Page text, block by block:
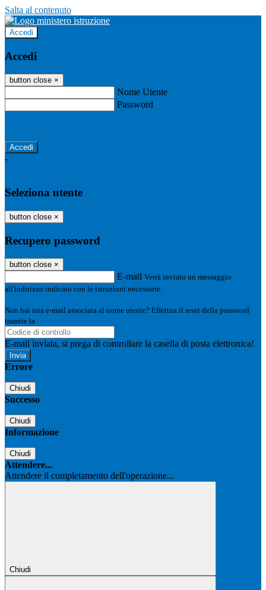
Salta al contenuto
Accedi
Accedi
button close ×
Nome Utente
Password
-
Seleziona utente
button close ×
Recupero password
button close ×
E-mail Verrà inviato un messaggio
all'indirizzo indicato con le istruzioni necessarie.
Non hai una e-mail associata al nome utente? Effettua il reset della password
tramite la
E-mail inviata, si prega di controllare la casella di posta elettronica!
Errore
Chiudi
Successo
Chiudi
Informazione
Chiudi
Attendere...
Attendere il completamento dell'operazione...
Chiudi